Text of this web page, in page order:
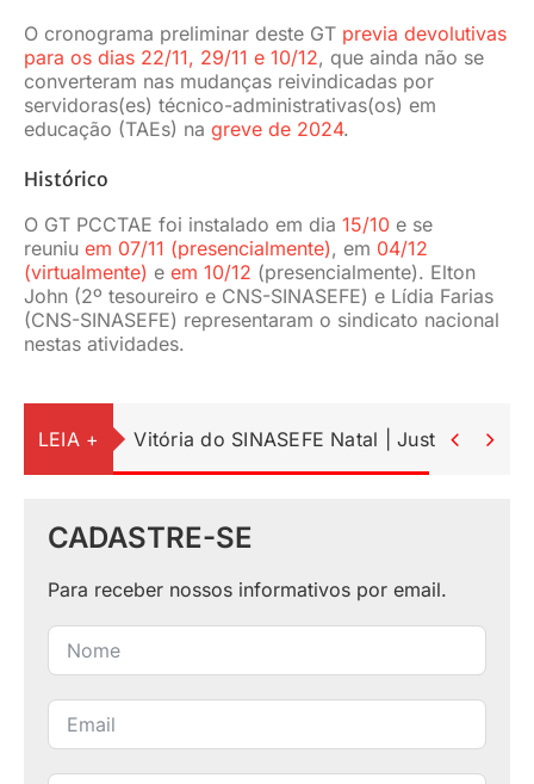
O cronograma preliminar deste GT previa devolutivas
para os dias 22/11, 29/11 e 10/12, que ainda não se
converteram nas mudanças reivindicadas por
servidoras(es) técnico-administrativas(os) em
educação (TAEs) na greve de 2024.
Histórico
O GT PCCTAE foi instalado em dia 15/10 e se
reuniu em 07/11 (presencialmente), em 04/12
(virtualmente) e em 10/12 (presencialmente). Elton
John (2º tesoureiro e CNS-SINASEFE) e Lídia Farias
(CNS-SINASEFE) representaram o sindicato nacional
nestas atividades.
LEIA + Vitória do SINASEFE Natal | Justiça
 
CADASTRE-SE
Para receber nossos informativos por email.